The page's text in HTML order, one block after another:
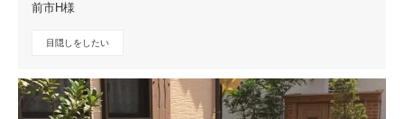
前市H様
目隠しをしたい